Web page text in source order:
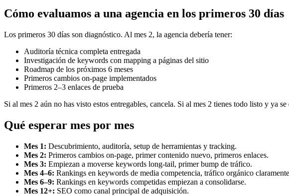
Cómo evaluamos a una agencia en los primeros 30 días
Los primeros 30 días son diagnóstico. Al mes 2, la agencia debería tener:
Auditoría técnica completa entregada
Investigación de keywords con mapping a páginas del sitio
Roadmap de los próximos 6 meses
Primeros cambios on-page implementados
Primeros 2–3 enlaces de prueba
Si al mes 2 aún no has visto estos entregables, cancela. Si al mes 2 tienes todo listo y ya
Qué esperar mes por mes
Mes 1: Descubrimiento, auditoría, setup de herramientas y tracking.
Mes 2: Primeros cambios on-page, primer contenido nuevo, primeros enlaces.
Mes 3: Empiezan a moverse keywords long-tail, primer bump de tráfico.
Mes 4–6: Rankings en keywords de media competencia, tráfico orgánico
Mes 6–9: Rankings en keywords competidas empiezan a consolidarse.
Mes 12+: SEO como canal principal de adquisición.